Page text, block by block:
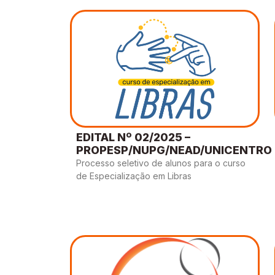
EDITAL Nº 02/2025 –
PROPESP/NUPG/NEAD/UNICENTRO
Processo seletivo de alunos para o curso
de Especialização em Libras